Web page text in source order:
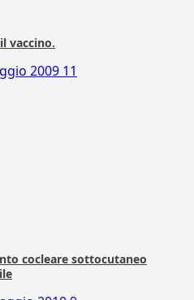
vaccino.
2009 11
cocleare sottocutaneo